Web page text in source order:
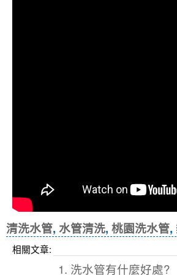
清洗水管, 水管清洗, 桃園洗水管,
相關文章:
1. 洗水管有什麼好處?